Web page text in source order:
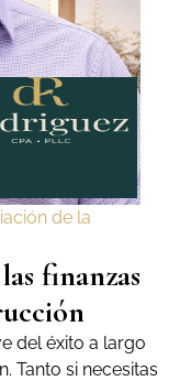
de la
finanzas
del éxito a largo
Tanto si necesitas